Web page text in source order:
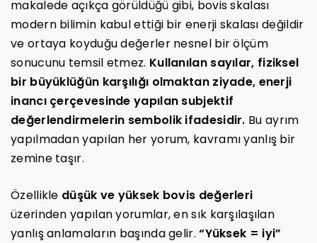
makalede açıkça görüldüğü gibi, bovis skalası
modern bilimin kabul ettiği bir enerji skalası değildir
ve ortaya koyduğu değerler nesnel bir ölçüm
sonucunu temsil etmez. Kullanılan sayılar, fiziksel
bir büyüklüğün karşılığı olmaktan ziyade, enerji
inancı çerçevesinde yapılan subjektif
değerlendirmelerin sembolik ifadesidir. Bu ayrım
yapılmadan yapılan her yorum, kavramı yanlış bir
zemine taşır.
Özellikle düşük ve yüksek bovis değerleri
üzerinden yapılan yorumlar, en sık karşılaşılan
yanlış anlamaların başında gelir.“Yüksek = iyi”